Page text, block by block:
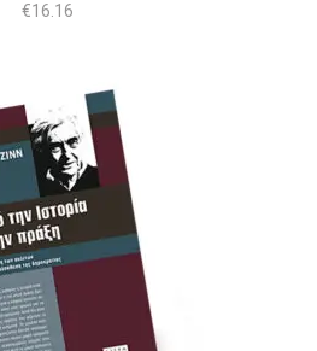
€16.16